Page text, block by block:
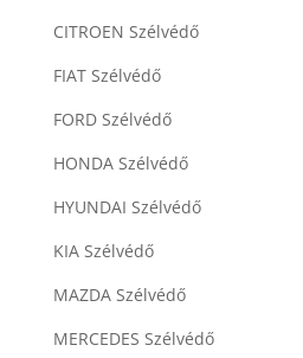
CITROEN Szélvédő
FIAT Szélvédő
FORD Szélvédő
HONDA Szélvédő
HYUNDAI Szélvédő
KIA Szélvédő
MAZDA Szélvédő
MERCEDES Szélvédő